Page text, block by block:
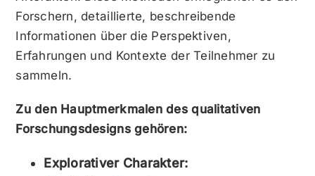
Forschern, detaillierte, beschreibende
Informationen über die Perspektiven,
Erfahrungen und Kontexte der Teilnehmer zu
sammeln.
Zu den Hauptmerkmalen des qualitativen
Forschungsdesigns gehören:
Explorativer Charakter: